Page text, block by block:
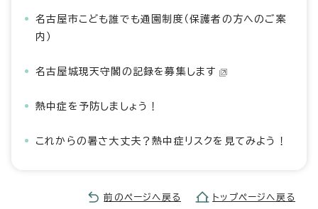
名古屋市こども誰でも通園制度（保護者の方へのご案
内）
名古屋城現天守閣の記録を募集します
熱中症を予防しましょう！
これからの暑さ大丈夫？熱中症リスクを見てみよう！
前のページへ戻る トップページへ戻る